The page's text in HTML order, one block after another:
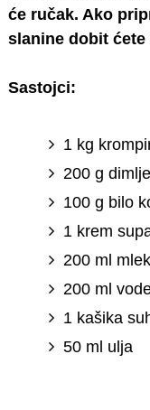
će ručak. Ako
slanine dobit
Sastojci:
1 kg
200 g
100 g bilo
1 krem
200 ml
200 ml
1 kašika
50 ml ulja